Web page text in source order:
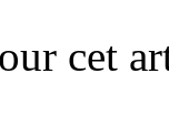
cet